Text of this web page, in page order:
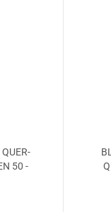
QUER­
50 -